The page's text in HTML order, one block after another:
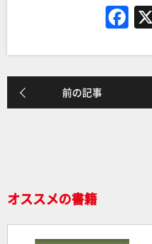
F
c
e
b
前の記事
オススメの書籍